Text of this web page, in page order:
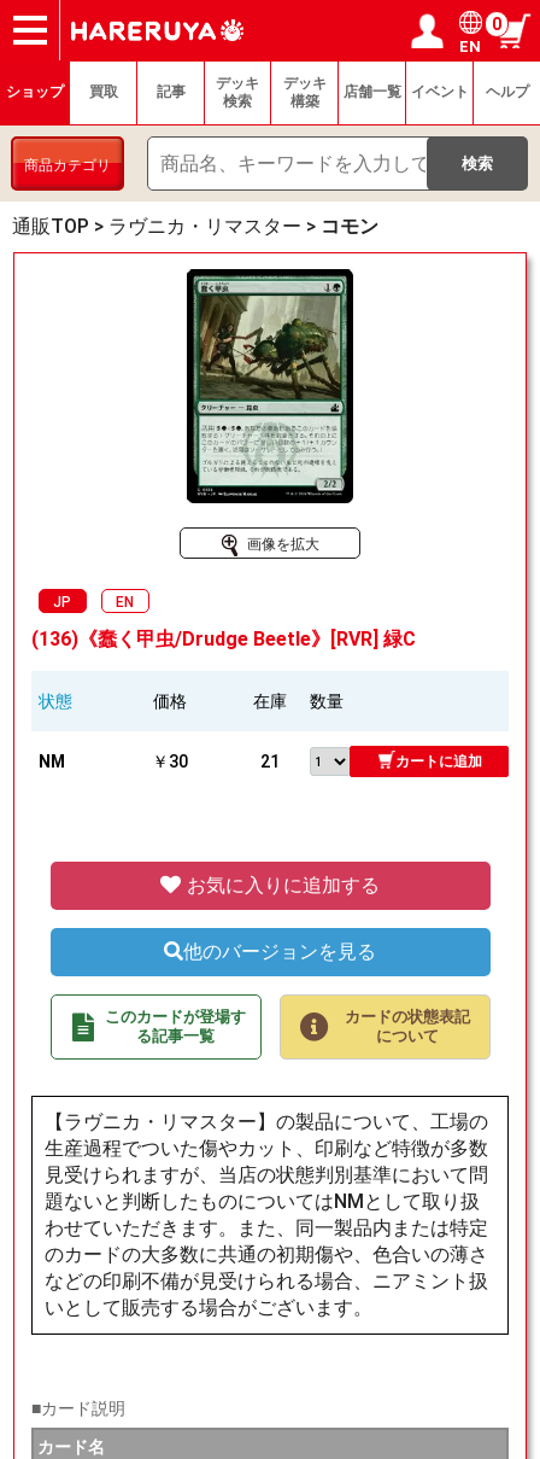
ショップ
買取
記事
デッキ検索
デッキ構築
選手一覧
店舗一覧
イベント
ヘルプ
お問い合わせ ログイン／会員登録
マイページ
EN
0
ショップ 買取 記事
デッキ
検索
デッキ
構築
店舗一覧 イベント ヘルプ
商品カテゴリ
通販TOP > ラヴニカ・リマスター > コモン
画像を拡大
JP EN
(136)《蠢く甲虫/Drudge Beetle》[RVR] 緑C
状態 価格 在庫 数量
NM ￥30 21 カートに追加
お気に入りに追加する
他のバージョンを見る
このカードが登場す
る記事一覧
カードの状態表記
について
【ラヴニカ・リマスター】の製品について、工場の
生産過程でついた傷やカット、印刷など特徴が多数
見受けられますが、当店の状態判別基準において問
題ないと判断したものについてはNMとして取り扱
わせていただきます。また、同一製品内または特定
のカードの大多数に共通の初期傷や、色合いの薄さ
などの印刷不備が見受けられる場合、ニアミント扱
いとして販売する場合がございます。
■カード説明
カード名